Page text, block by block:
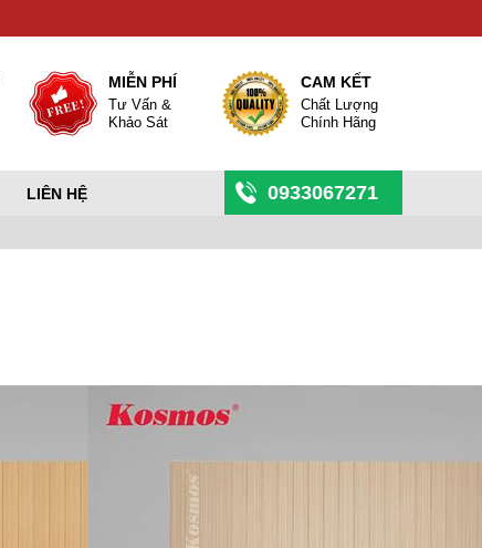
MIỄN PHÍ
Tư Vấn &
Khảo Sát
CAM KẾT
Chất Lượng
Chính Hãng
LIÊN HỆ 0933067271